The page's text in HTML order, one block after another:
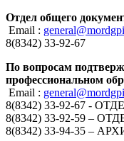
Отдел общего
Email :
8(8342) 33-92-67
По вопросам
профессиональном
Email :
8(8342) 33-92-67 -
8(8342) 33-92-59 –
8(8342) 33-94-35 –